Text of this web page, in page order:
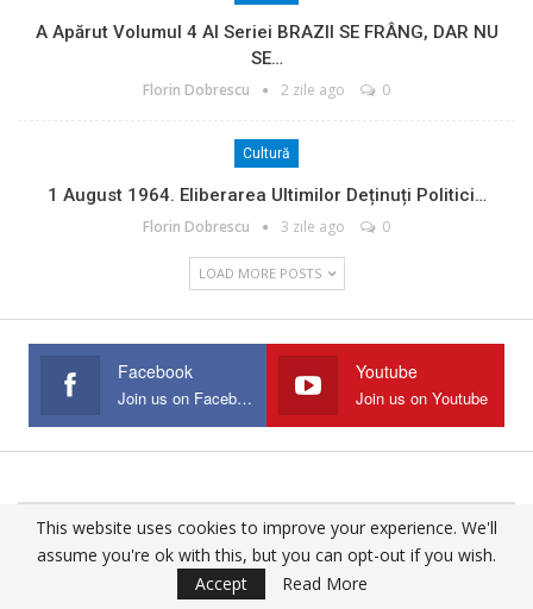
A Apărut Volumul 4 Al Seriei BRAZII SE FRÂNG, DAR NU
SE…
Florin Dobrescu 2 zile ago 0
Cultură
1 August 1964. Eliberarea Ultimilor Deținuți Politici…
Florin Dobrescu 3 zile ago 0
LOAD MORE POSTS
Facebook
Join us on Facebook
Youtube
Join us on Youtube
© 2025 - All Rights Reserved.
Website Design:
This website uses cookies to improve your experience. We'll
assume you're ok with this, but you can opt-out if you wish.
Accept
Read More